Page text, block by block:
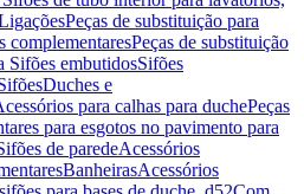
Peças de substituição para
complementaresPeças de substituição
Sifões embutidosSifões
Duches e
para calhas para duchePeças
para esgotos no pavimento para
de paredeAcessórios
BanheirasAcessórios